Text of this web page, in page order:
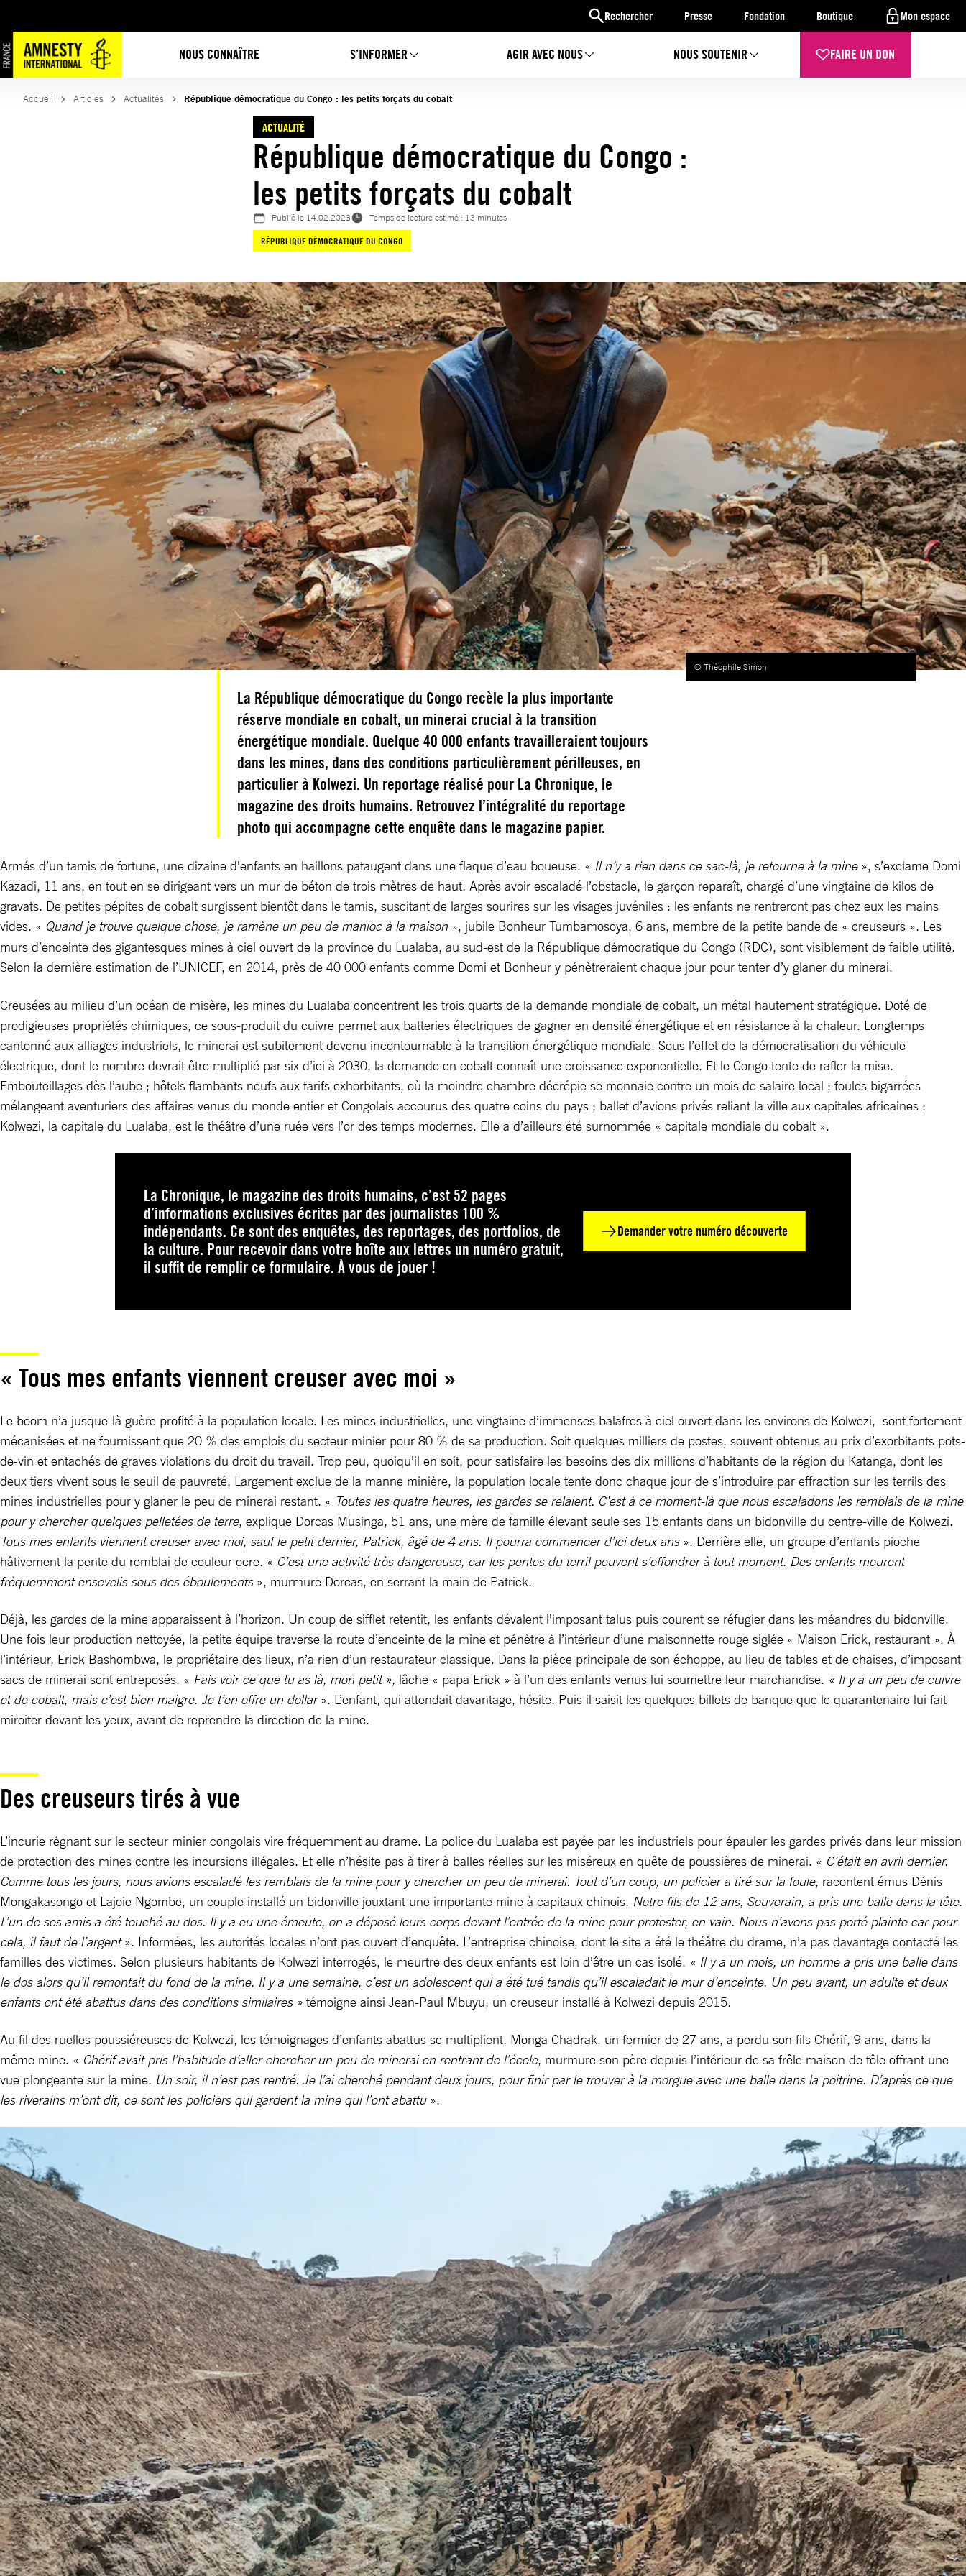
Rechercher Presse Fondation Boutique Mon espace
NOUS CONNAÎTRE S’INFORMER AGIR AVEC NOUS NOUS SOUTENIR FAIRE UN DON
au
contenu
Accueil Articles Actualités République démocratique du Congo : les petits forçats du cobalt
ACTUALITÉ
République démocratique du Congo :
les petits forçats du cobalt
Publié le 14.02.2023
Temps de lecture estimé : 13 minutes
RÉPUBLIQUE DÉMOCRATIQUE DU CONGO
© Théophile Simon
La République démocratique du Congo recèle la plus importante
réserve mondiale en cobalt, un minerai crucial à la transition
énergétique mondiale. Quelque 40 000 enfants travailleraient toujours
dans les mines, dans des conditions particulièrement périlleuses, en
particulier à Kolwezi. Un reportage réalisé pour La Chronique, le
magazine des droits humains. Retrouvez l’intégralité du reportage
photo qui accompagne cette enquête dans le magazine papier.
Armés d’un tamis de fortune, une dizaine d’enfants en haillons pataugent dans une flaque d’eau boueuse. « Il n’y a rien dans ce sac-là, je retourne à la mine», s’exclame Domi
Kazadi, 11 ans, en tout en se dirigeant vers un mur de béton de trois mètres de haut. Après avoir escaladé l’obstacle, le garçon reparaît, chargé d’une vingtaine de kilos de
gravats. De petites pépites de cobalt surgissent bientôt dans le tamis, suscitant de larges sourires sur les visages juvéniles : les enfants ne rentreront pas chez eux les mains
vides. « Quand je trouve quelque chose, je ramène un peu de manioc à la maison », jubile Bonheur Tumbamosoya, 6 ans, membre de la petite bande de « creuseurs ». Les
murs d’enceinte des gigantesques mines à ciel ouvert de la province du Lualaba, au sud-est de la République démocratique du Congo (RDC), sont visiblement de faible utilité.
Selon la dernière estimation de l’UNICEF, en 2014, près de 40 000 enfants comme Domi et Bonheur y pénètreraient chaque jour pour tenter d’y glaner du minerai.
Creusées au milieu d’un océan de misère, les mines du Lualaba concentrent les trois quarts de la demande mondiale de cobalt, un métal hautement stratégique. Doté de
prodigieuses propriétés chimiques, ce sous-produit du cuivre permet aux batteries électriques de gagner en densité énergétique et en résistance à la chaleur. Longtemps
cantonné aux alliages industriels, le minerai est subitement devenu incontournable à la transition énergétique mondiale. Sous l’effet de la démocratisation du véhicule
électrique, dont le nombre devrait être multiplié par six d’ici à 2030, la demande en cobalt connaît une croissance exponentielle. Et le Congo tente de rafler la mise.
Embouteillages dès l’aube ; hôtels flambants neufs aux tarifs exhorbitants, où la moindre chambre décrépie se monnaie contre un mois de salaire local ; foules bigarrées
mélangeant aventuriers des affaires venus du monde entier et Congolais accourus des quatre coins du pays ; ballet d’avions privés reliant la ville aux capitales africaines :
Kolwezi, la capitale du Lualaba, est le théâtre d’une ruée vers l’or des temps modernes. Elle a d’ailleurs été surnommée « capitale mondiale du cobalt ».
La Chronique, le magazine des droits humains, c’est 52 pages
d’informations exclusives écrites par des journalistes 100 %
indépendants. Ce sont des enquêtes, des reportages, des portfolios, de
la culture. Pour recevoir dans votre boîte aux lettres un numéro gratuit,
il suffit de remplir ce formulaire. À vous de jouer !
Demander votre numéro découverte
« Tous mes enfants viennent creuser avec moi »
Le boom n’a jusque-là guère profité à la population locale. Les mines industrielles, une vingtaine d’immenses balafres à ciel ouvert dans les environs de Kolwezi, sont fortement
mécanisées et ne fournissent que 20 % des emplois du secteur minier pour 80 % de sa production. Soit quelques milliers de postes, souvent obtenus au prix d’exorbitants pots-
de-vin et entachés de graves violations du droit du travail. Trop peu, quoiqu’il en soit, pour satisfaire les besoins des dix millions d’habitants de la région du Katanga, dont les
deux tiers vivent sous le seuil de pauvreté. Largement exclue de la manne minière, la population locale tente donc chaque jour de s’introduire par effraction sur les terrils des
mines industrielles pour y glaner le peu de minerai restant. « Toutes les quatre heures, les gardes se relaient. C’est à ce moment-là que nous escaladons les remblais de la mine
pour y chercher quelques pelletées de terre, explique Dorcas Musinga, 51 ans, une mère de famille élevant seule ses 15 enfants dans un bidonville du centre-ville de Kolwezi.
Tous mes enfants viennent creuser avec moi, sauf le petit dernier, Patrick, âgé de 4 ans. Il pourra commencer d’ici deux ans ». Derrière elle, un groupe d’enfants pioche
hâtivement la pente du remblai de couleur ocre. « C’est une activité très dangereuse, car les pentes du terril peuvent s’effondrer à tout moment. Des enfants meurent
fréquemment ensevelis sous des éboulements », murmure Dorcas, en serrant la main de Patrick.
Déjà, les gardes de la mine apparaissent à l’horizon. Un coup de sifflet retentit, les enfants dévalent l’imposant talus puis courent se réfugier dans les méandres du bidonville.
Une fois leur production nettoyée, la petite équipe traverse la route d’enceinte de la mine et pénètre à l’intérieur d’une maisonnette rouge siglée « Maison Erick, restaurant ». À
l’intérieur, Erick Bashombwa, le propriétaire des lieux, n’a rien d’un restaurateur classique. Dans la pièce principale de son échoppe, au lieu de tables et de chaises, d’imposant
sacs de minerai sont entreposés. « Fais voir ce que tu as là, mon petit », lâche « papa Erick » à l’un des enfants venus lui soumettre leur marchandise. « Il y a un peu de cuivre
et de cobalt, mais c’est bien maigre. Je t’en offre un dollar». L’enfant, qui attendait davantage, hésite. Puis il saisit les quelques billets de banque que le quarantenaire lui fait
miroiter devant les yeux, avant de reprendre la direction de la mine.
Des creuseurs tirés à vue
L’incurie régnant sur le secteur minier congolais vire fréquemment au drame. La police du Lualaba est payée par les industriels pour épauler les gardes privés dans leur mission
de protection des mines contre les incursions illégales. Et elle n’hésite pas à tirer à balles réelles sur les miséreux en quête de poussières de minerai. « C’était en avril dernier.
Comme tous les jours, nous avions escaladé les remblais de la mine pour y chercher un peu de minerai. Tout d’un coup, un policier a tiré sur la foule, racontent émus Dénis
Mongakasongo et Lajoie Ngombe, un couple installé un bidonville jouxtant une importante mine à capitaux chinois. Notre fils de 12 ans, Souverain, a pris une balle dans la tête.
L’un de ses amis a été touché au dos. Il y a eu une émeute, on a déposé leurs corps devant l’entrée de la mine pour protester, en vain. Nous n’avons pas porté plainte car pour
cela, il faut de l’argent». Informées, les autorités locales n’ont pas ouvert d’enquête. L’entreprise chinoise, dont le site a été le théâtre du drame, n’a pas davantage contacté les
familles des victimes. Selon plusieurs habitants de Kolwezi interrogés, le meurtre des deux enfants est loin d’être un cas isolé. « Il y a un mois, un homme a pris une balle dans
le dos alors qu’il remontait du fond de la mine. Il y a une semaine, c’est un adolescent qui a été tué tandis qu’il escaladait le mur d’enceinte. Un peu avant, un adulte et deux
enfants ont été abattus dans des conditions similaires » témoigne ainsi Jean-Paul Mbuyu, un creuseur installé à Kolwezi depuis 2015.
Au fil des ruelles poussiéreuses de Kolwezi, les témoignages d’enfants abattus se multiplient. Monga Chadrak, un fermier de 27 ans, a perdu son fils Chérif, 9 ans, dans la
même mine. « Chérif avait pris l’habitude d’aller chercher un peu de minerai en rentrant de l’école, murmure son père depuis l’intérieur de sa frêle maison de tôle offrant une
vue plongeante sur la mine. Un soir, il n’est pas rentré. Je l’ai cherché pendant deux jours, pour finir par le trouver à la morgue avec une balle dans la poitrine. D’après ce que
les riverains m’ont dit, ce sont les policiers qui gardent la mine qui l’ont abattu».